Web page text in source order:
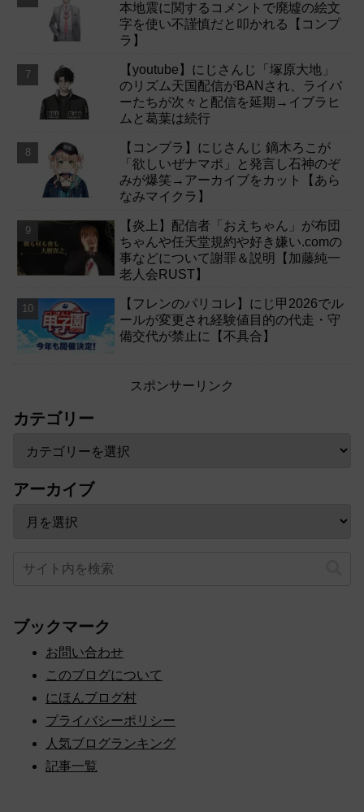
本地震に関するコメントで廃墟の絵文
字を使い不謹慎だと叩かれる【コンプ
ラ】
【youtube】にじさんじ「塚原大地」
のリズム天国配信がBANされ、ライバ
ーたちが次々と配信を延期→イブラヒ
ムと葛葉は続行
【コンプラ】にじさんじ 鏑木ろこが
「欲しいぜナマポ」と発言し石神のぞ
みが爆笑→アーカイブをカット【あら
なみマイクラ】
【炎上】配信者「おえちゃん」が布団
ちゃんや任天堂規約や好き嫌い.comの
事などについて謝罪＆説明【加藤純一
老人会RUST】
【フレンのパリコレ】にじ甲2026でル
ールが変更され経験値目的の代走・守
備交代が禁止に【不具合】
スポンサーリンク
カテゴリー
アーカイブ
ブックマーク
お問い合わせ
このブログについて
にほんブログ村
プライバシーポリシー
人気ブログランキング
記事一覧